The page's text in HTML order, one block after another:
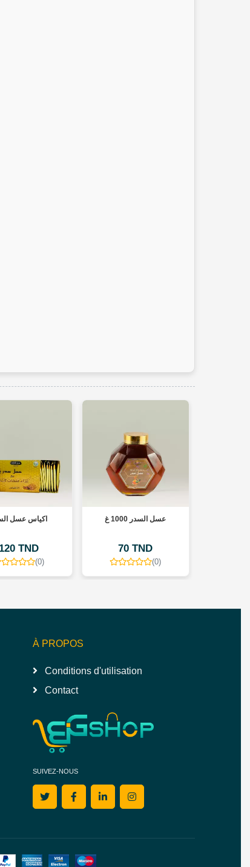
عسل السدر 1000 غ
70 TND
عسل السدر 500 غ
40 TND
À PROPOS
Conditions d'utilisation
Contact
SUIVEZ-NOUS